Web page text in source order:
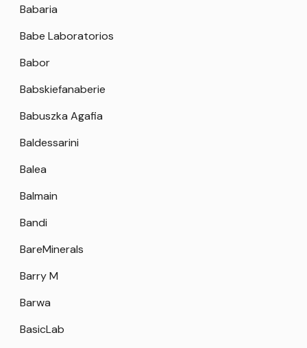
Babaria
Babe Laboratorios
Babor
Babskiefanaberie
Babuszka Agafia
Baldessarini
Balea
Balmain
Bandi
BareMinerals
Barry M
Barwa
BasicLab